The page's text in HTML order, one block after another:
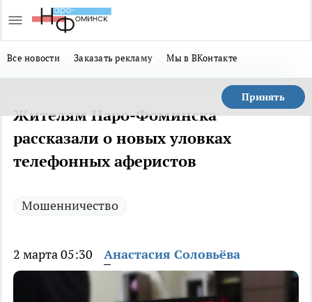
Все новости Заказать рекламу Мы в ВКонтакте
Принять
Жителям Наро-Фоминска
рассказали о новых уловках
телефонных аферистов
Мошенничество
2 марта 05:30 Анастасия Соловьёва